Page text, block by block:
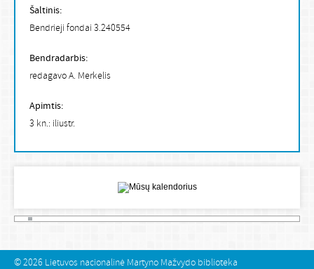
Šaltinis:
Bendrieji fondai 3.240554
Bendradarbis:
redagavo A. Merkelis
Apimtis:
3 kn.: iliustr.
© 2026 Lietuvos nacionalinė Martyno Mažvydo biblioteka